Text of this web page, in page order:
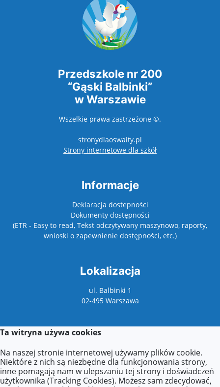
Przedszkole nr 200
“Gąski Balbinki”
w Warszawie
Wszelkie prawa zastrzeżone ©.
stronydlaoswaity.pl
Strony internetowe dla szkółotwiera się w
Informacje
Deklaracja dostepności
Dokumenty dostępności
(ETR - Easy to read, Tekst odczytywany maszynowo, raporty,
wnioski o zapewnienie dostępności, etc.)
Lokalizacja
ul. Balbinki 1
02-495 Warszawa
Kontakt
Kontakt z sekretariatem:
poniedziałek: 9:00–17:00
wtorek–piątek: 8:00–16:00
Ta witryna używa cookies
Na naszej stronie internetowej używamy plików cookie.
Niektóre z nich są niezbędne dla funkcjonowania strony,
inne pomagają nam w ulepszaniu tej strony i doświadczeń
użytkownika (Tracking Cookies). Możesz sam zdecydować,